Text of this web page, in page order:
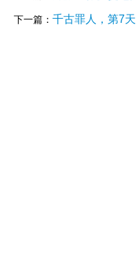
下一篇： 千古罪人，第7天